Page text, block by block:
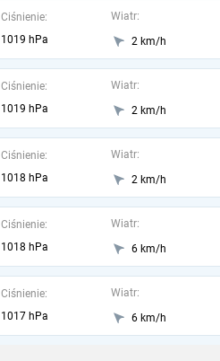
Ciśnienie:
1019 hPa
Wiatr:
2 km/h
Ciśnienie:
1019 hPa
Wiatr:
2 km/h
Ciśnienie:
1018 hPa
Wiatr:
2 km/h
Ciśnienie:
1018 hPa
Wiatr:
6 km/h
Ciśnienie:
1017 hPa
Wiatr:
6 km/h